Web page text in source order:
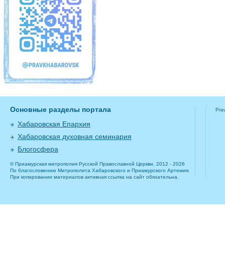
Основные разделы портала
Хабаровская Епархия
Хабаровская духовная семинария
Блогосфера
© Приамурская митрополия Русской Православной Церкви, 2012 - 2026
По благословению Митрополита Хабаровского и Приамурского Артемия.
При копировании материалов активная ссылка на сайт обязательна.